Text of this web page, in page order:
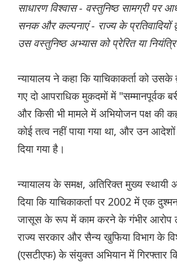
साधारण विश्वास - वस्तुनिष्ठ सामग्री पर
सनक और कल्पनाएं - राज्य के प्रतिवादियों
उस वस्तुनिष्ठ अभ्यास को प्रेरित या
न्यायालय ने कहा कि याचिकाकर्ता को उसके
गए दो आपराधिक मुकदमों में "सम्मानपूर्वक
और किसी भी मामले में अभियोजन पक्ष की
कोई तत्व नहीं पाया गया था, और उन
दिया गया है।
न्यायालय के समक्ष, अतिरिक्त मुख्य स्थायी
दिया कि याचिकाकर्ता पर 2002 में एक
जासूस के रूप में काम करने के गंभीर
राज्य सरकार और सैन्य खुफिया विभाग के
(एसटीएफ) के संयुक्त अभियान में गिरफ्तार